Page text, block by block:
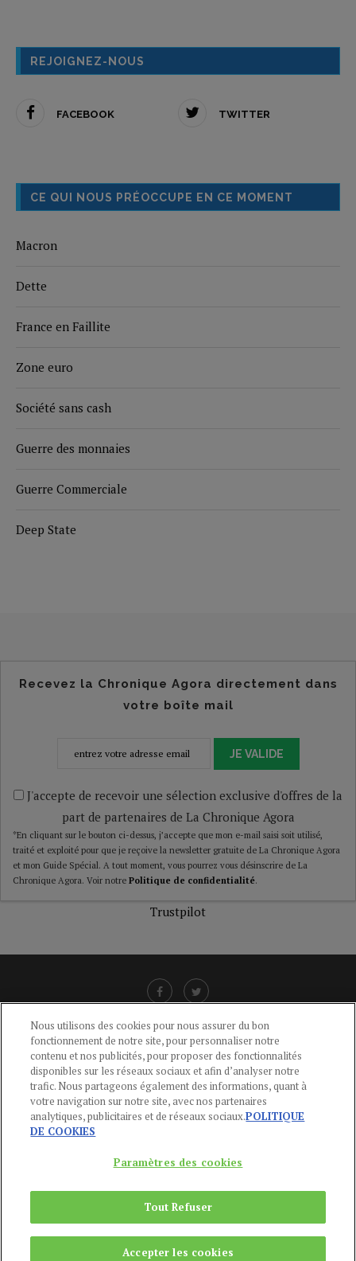
REJOIGNEZ-NOUS
FACEBOOK TWITTER
CE QUI NOUS PRÉOCCUPE EN CE MOMENT
Macron
Dette
France en Faillite
Zone euro
Société sans cash
Guerre des monnaies
Guerre Commerciale
Deep State
Recevez la Chronique Agora directement dans
votre boîte mail
JE VALIDE
J'accepte de recevoir une sélection exclusive d'offres de la
part de partenaires de La Chronique Agora
*En cliquant sur le bouton ci-dessus, j’accepte que mon e-mail saisi soit utilisé,
traité et exploité pour que je reçoive la newsletter gratuite de La Chronique Agora
et mon Guide Spécial. A tout moment, vous pourrez vous désinscrire de La
Chronique Agora. Voir notre Politique de confidentialité.
Trustpilot
CGU-POLITIQUE DE CONFIDENTIALITÉ -POLITIQUE DES COOKIES
MENTIONS LÉGALES -AIDE
CONTACT
01 44 59 91 11
Du Lundi au Vendredi, 9h-13h et 14h-17h
Copyright © 2024Publications Agora
Nous utilisons des cookies pour nous assurer du bon
fonctionnement de notre site, pour personnaliser notre
contenu et nos publicités, pour proposer des fonctionnalités
disponibles sur les réseaux sociaux et afin d’analyser notre
trafic. Nous partageons également des informations, quant à
votre navigation sur notre site, avec nos partenaires
analytiques, publicitaires et de réseaux sociaux.POLITIQUE
DE COOKIES
Paramètres des cookies
Tout Refuser
Accepter les cookies